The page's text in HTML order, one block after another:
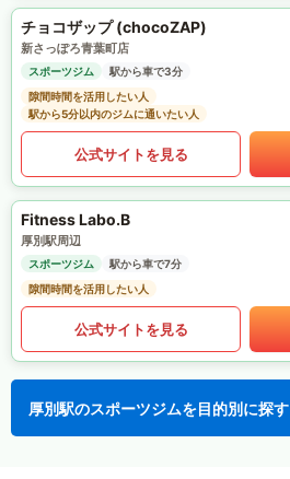
チョコザップ (chocoZAP)
新さっぽろ青葉町店
スポーツジム
駅から車で3分
隙間時間を活用したい人
駅から5分以内のジムに通いたい人
公式サイトを見る
Fitness Labo.B
厚別駅周辺
スポーツジム
駅から車で7分
隙間時間を活用したい人
公式サイトを見る
厚別駅のスポーツジムを目的別に探す